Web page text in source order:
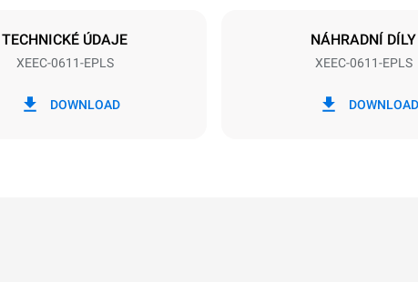
TECHNICKÉ ÚDAJE
XEEC-0611-EPLS
DOWNLOAD
NÁHRADNÍ DÍLY
XEEC-0611-EPLS
DOWNLOAD